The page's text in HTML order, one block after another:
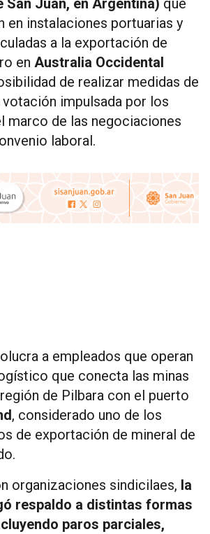
San Juan, en Argentina) que
en instalaciones portuarias y
a la exportación de
en Australia Occidental
de realizar medidas de
impulsada por los
marco de las negociaciones
laboral.
a empleados que operan
que conecta las minas
de Pilbara con el puerto
, considerado uno de los
de exportación de mineral de
organizaciones sindicilaes, la
respaldo a distintas formas
paros parciales,